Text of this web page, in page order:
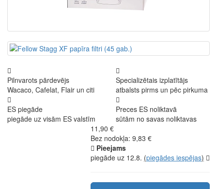
Pilnvarots pārdevējs
Wacaco, Cafelat, Flair un citi
Specializētais izplatītājs
atbalsts pirms un pēc pirkuma
ES piegāde
piegāde uz visām ES valstīm
Preces ES noliktavā
sūtām no savas noliktavas
11,90 €
Bez nodokļa: 9,83 €
Pieejams
piegāde uz 12.8. (piegādes iespējas)